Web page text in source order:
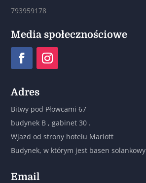
793959178
Media społecznościowe
Adres
Bitwy pod Płowcami 67
budynek B , gabinet 30 .
Wjazd od strony hotelu Mariott
Budynek, w którym jest basen solankowy
Email